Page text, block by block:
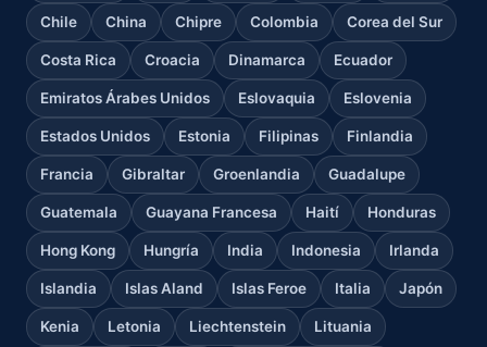
Chile China Chipre Colombia Corea del Sur
Costa Rica Croacia Dinamarca Ecuador
Emiratos Árabes Unidos Eslovaquia Eslovenia
Estados Unidos Estonia Filipinas Finlandia
Francia Gibraltar Groenlandia Guadalupe
Guatemala Guayana Francesa Haití Honduras
Hong Kong Hungría India Indonesia Irlanda
Islandia Islas Aland Islas Feroe Italia Japón
Kenia Letonia Liechtenstein Lituania